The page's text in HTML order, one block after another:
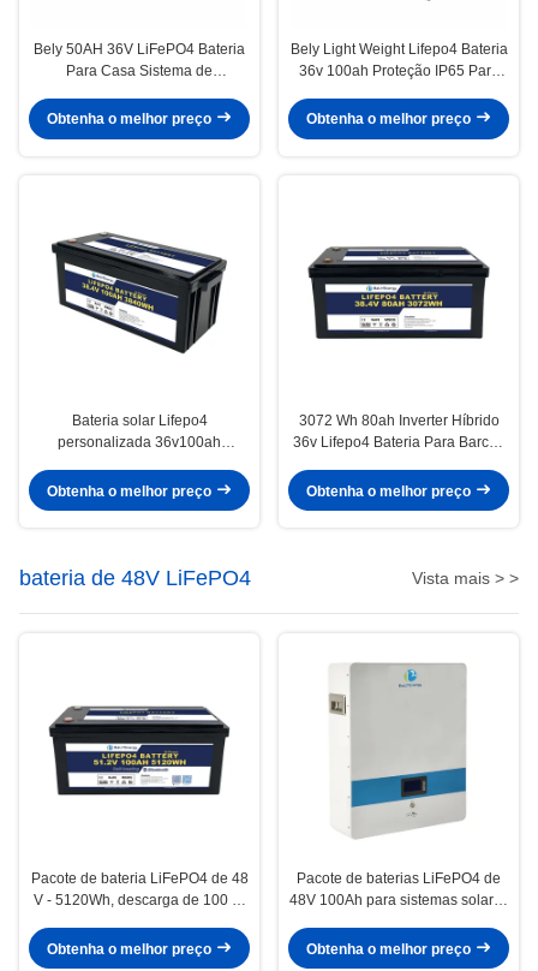
Bely 50AH 36V LiFePO4 Bateria
Para Casa Sistema de
Solar Barcos Submarino
Obtenha o melhor preço
Bely Light Weight Lifepo4 Bateria
36v 100ah Proteção IP65 Para
Obtenha o melhor preço
Bateria solar Lifepo4
personalizada 36v100ah
Obtenha o melhor preço
3072 Wh 80ah Inverter Híbrido
36v Lifepo4 Bateria Para Barcos
Obtenha o melhor preço
bateria de 48V LiFePO4 Vista mais > >
Pacote de bateria LiFePO4 de 48
V - 5120Wh, descarga de 100 A,
Obtenha o melhor preço
Pacote de baterias LiFePO4 de
48V 100Ah para sistemas solares
Obtenha o melhor preço